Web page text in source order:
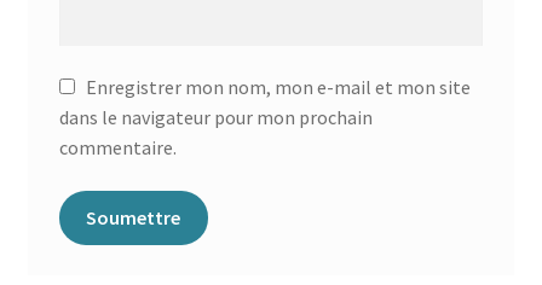
Enregistrer mon nom, mon e-mail et mon site
dans le navigateur pour mon prochain
commentaire.